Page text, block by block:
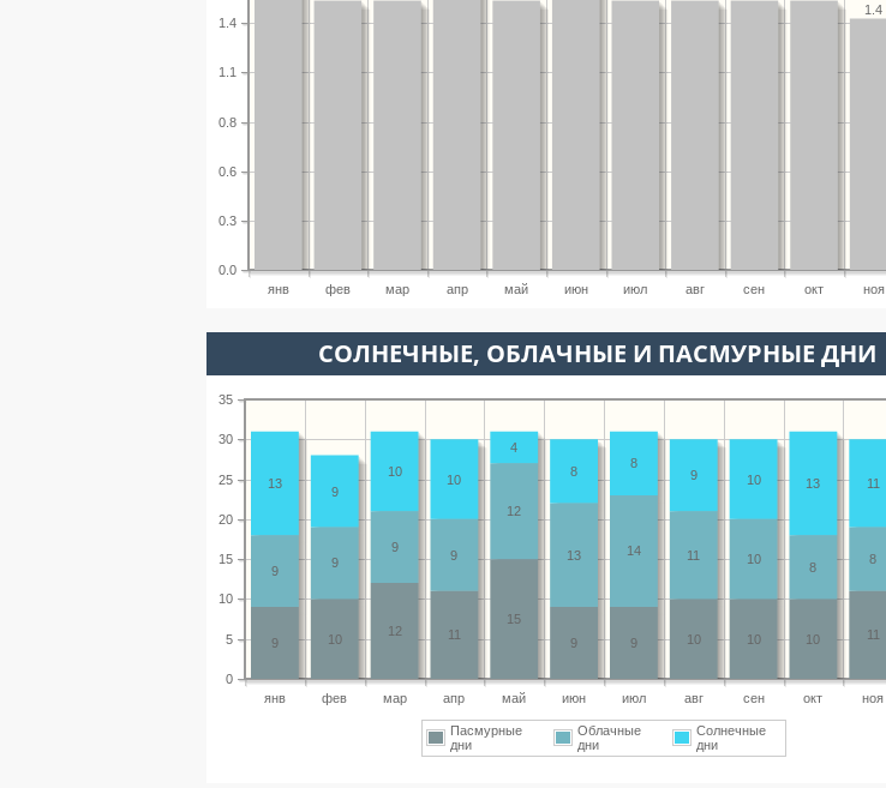
янв фев мар апр май июн июл авг сен окт ноя
0.0
0.3
0.6
0.8
1.1
1.4
1.4
CОЛНЕЧНЫЕ, ОБЛАЧНЫЕ И ПАСМУРНЫЕ ДНИ
янв фев мар апр май июн июл авг сен окт ноя
0
5
10
15
20
25
30
35
11
10
10
10
9
9
15
11
12
10
9
8
8
10
11
14
13
12
9
9
9
9
11
13
10
9
8
8
4
10
10
9
13
Пасмурные
дни
Облачные
дни
Солнечные
дни